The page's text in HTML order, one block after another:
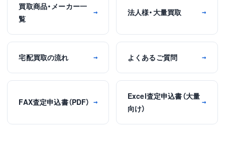
買取商品・メーカー一
覧
→ 法人様・大量買取 →
宅配買取の流れ → よくあるご質問 →
FAX査定申込書（PDF） →
Excel査定申込書（大量
向け）
→